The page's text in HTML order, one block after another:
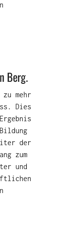
Berg.
mehr
Dies
der
zum
und